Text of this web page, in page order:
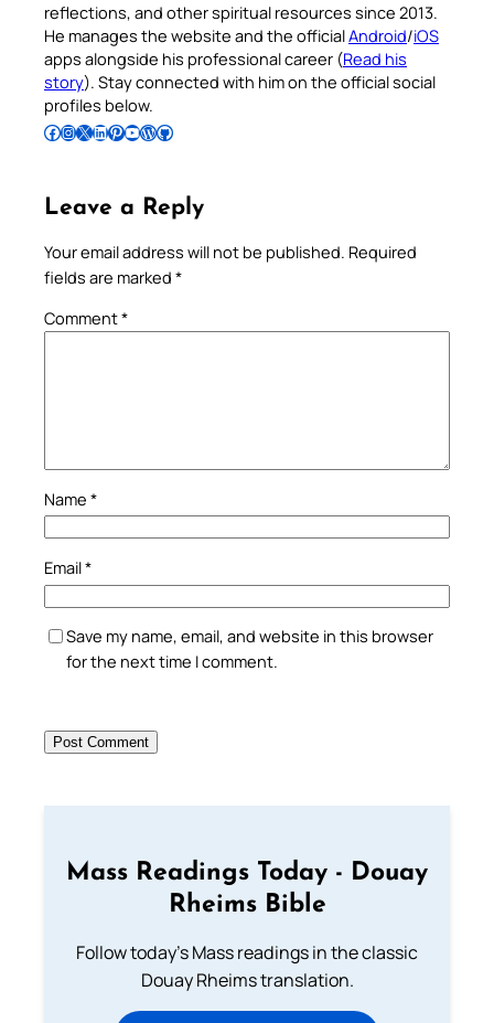
reflections, and other spiritual resources since 2013.
He manages the website and the officialAndroid/iOS
apps alongside his professional career (Read his
story). Stay connected with him on the official social
profiles below.
Follow Pradeep on Facebook Follow Pradeep on InstagramFollow Pradeep on X Follow Pradeep on LinkedIn Follow Pradeep on Pinterest Subscribe to Pradeep’s Youtube Channel Follow Pradeep on WordPress Follow Pradeep on GitHub
Leave a Reply
Your email address will not be published. Required
fields are marked *
Comment*
Name *
Email*
Save my name, email, and website in this browser
for the next time I comment.
Mass Readings Today - Douay
Rheims Bible
Follow today's Mass readings in the classic
Douay Rheims translation.